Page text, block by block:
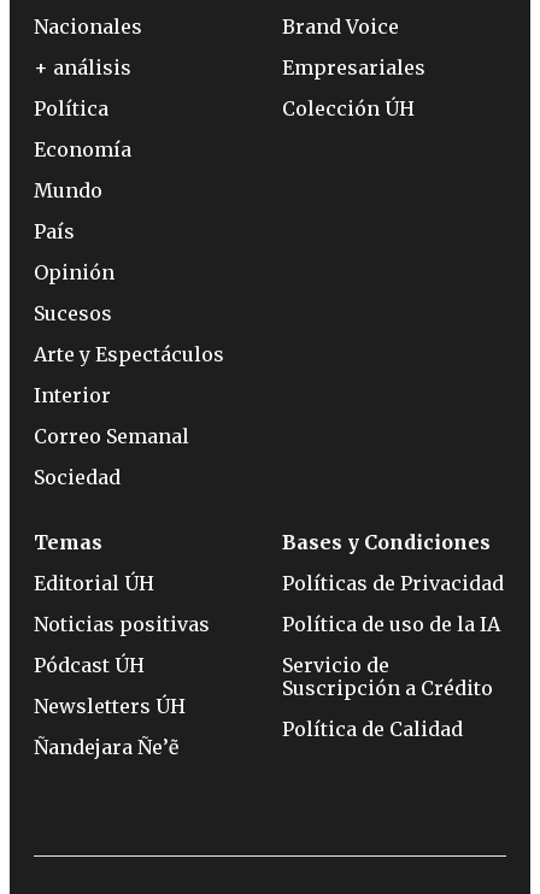
Nacionales
+ análisis
Política
Economía
Mundo
País
Opinión
Sucesos
Arte y Espectáculos
Interior
Correo Semanal
Sociedad
Brand Voice
Empresariales
Colección ÚH
Temas
Editorial ÚH
Noticias positivas
Pódcast ÚH
Newsletters ÚH
Ñandejara Ñe’ẽ
Bases y Condiciones
Políticas de Privacidad
Política de uso de la IA
Servicio de
Suscripción a Crédito
Política de Calidad